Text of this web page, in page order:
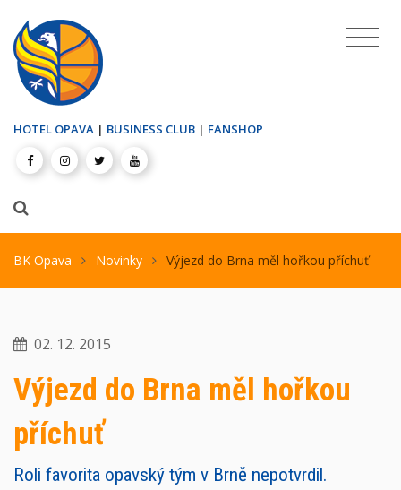
HOTEL OPAVA | BUSINESS CLUB | FANSHOP
BK Opava Novinky Výjezd do Brna měl hořkou příchuť
02. 12. 2015
Výjezd do Brna měl hořkou
příchuť
Roli favorita opavský tým v Brně nepotvrdil.